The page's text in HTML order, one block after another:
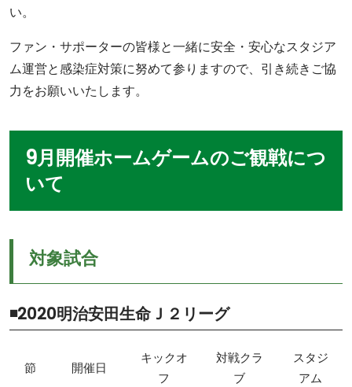
い。
ファン・サポーターの皆様と一緒に安全・安心なスタジア
ム運営と感染症対策に努めて参りますので、引き続きご協
力をお願いいたします。
9月開催ホームゲームのご観戦につ
いて
対象試合
◾️2020明治安田生命Ｊ２リーグ
節 開催日
キックオ
フ
対戦クラ
ブ
スタジ
アム